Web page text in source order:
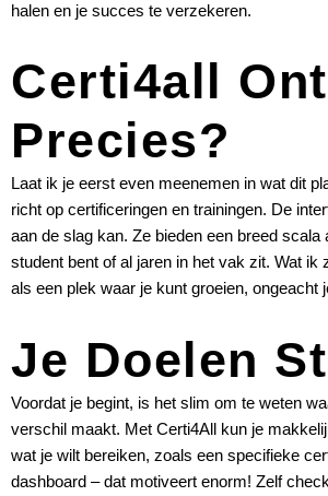
halen en je succes te verzekeren.
Certi4all
Precies?
Laat ik je eerst even meenemen in wat dit
richt op certificeringen en trainingen. De
aan de slag kan. Ze bieden een breed
student bent of al jaren in het vak zit. Wat
als een plek waar je kunt groeien, ongeacht
Je Doelen
Voordat je begint, is het slim om te weten
verschil maakt. Met Certi4All kun je
wat je wilt bereiken, zoals een specifieke
dashboard – dat motiveert enorm! Zelf